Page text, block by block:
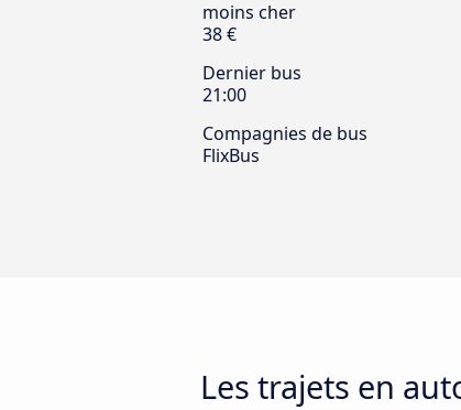
moins cher
38 €
Dernier bus
21:00
Compagnies de bus
FlixBus
Les trajets en